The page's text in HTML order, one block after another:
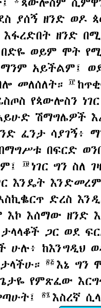
ያሰኝ ዘንድ ወዶ
ዘንድ
ወይም ሞት
አይችልም፤
መለሰለት።
፲፫
የጳውሎስን
ሽማግሌዎች
ፈንታ
በማግሥቱ በፍርድ
፲፱ ነገር ግን ስለ
እንዴት
ድረስ
እኮ እሰማው ዘንድ
ጋር ወደ
ሁሉ፥ ከእንግዲህ
፳፭ እኔ ግን
የምጽፈው
፳፯ እስረኛ